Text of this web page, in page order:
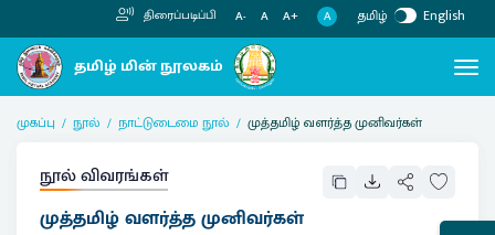
திரைப்படிப்பி A- A A+ A தமிழ் English
முகப்பு நூல் நாட்டுடைமை நூல் முத்தமிழ் வளர்த்த முனிவர்கள்
நூல் விவரங்கள்
முத்தமிழ் வளர்த்த முனிவர்கள்